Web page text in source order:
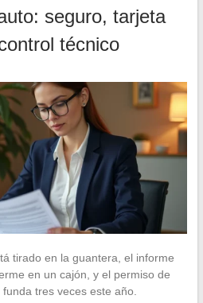
seguro, tarjeta
técnico
tirado en la guantera, el informe
en un cajón, y el permiso de
tres veces este año.